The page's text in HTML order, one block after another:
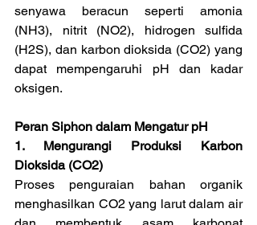
senyawa beracun seperti amonia
(NH3), nitrit (NO2), hidrogen sulfida
(H2S), dan karbon dioksida (CO2) yang
dapat mempengaruhi pH dan kadar
oksigen.
Peran Siphon dalam Mengatur pH
1. Mengurangi Produksi Karbon
Dioksida (CO2)
Proses penguraian bahan organik
menghasilkan CO2 yang larut dalam air